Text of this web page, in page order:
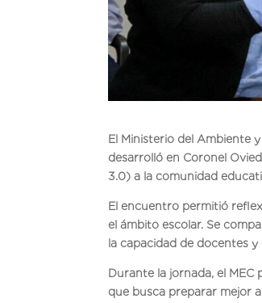
El Ministerio del Ambiente
desarrolló en Coronel
3.0) a la comunidad
El encuentro permitió
el ámbito escolar. Se
la capacidad de docentes
Durante la jornada, el
que busca preparar mejor